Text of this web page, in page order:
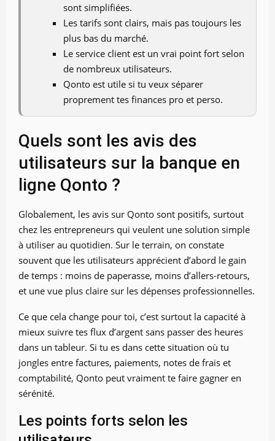
sont simplifiées.
Les tarifs sont clairs, mais pas toujours les
plus bas du marché.
Le service client est un vrai point fort selon
de nombreux utilisateurs.
Qonto est utile si tu veux séparer
proprement tes finances pro et perso.
Quels sont les avis des
utilisateurs sur la banque en
ligne Qonto ?
Globalement, les avis sur Qonto sont positifs, surtout
chez les entrepreneurs qui veulent une solution simple
à utiliser au quotidien. Sur le terrain, on constate
souvent que les utilisateurs apprécient d’abord le gain
de temps : moins de paperasse, moins d’allers-retours,
et une vue plus claire sur les dépenses professionnelles.
Ce que cela change pour toi, c’est surtout la capacité à
mieux suivre tes flux d’argent sans passer des heures
dans un tableur. Si tu es dans cette situation où tu
jongles entre factures, paiements, notes de frais et
comptabilité, Qonto peut vraiment te faire gagner en
sérénité.
Les points forts selon les